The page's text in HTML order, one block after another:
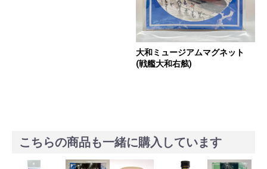
大和ミュージアムマグネット
(戦艦大和右舷)
こちらの商品も一緒に購入しています